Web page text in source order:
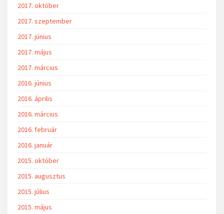
2017. október
2017. szeptember
2017. június
2017. május
2017. március
2016. június
2016. április
2016. március
2016. február
2016. január
2015. október
2015. augusztus
2015. július
2015. május